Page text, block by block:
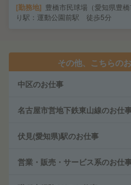
勤務地
豊橋市民球場（愛知県豊
り駅：運動公園前駅 徒歩5分
その他、こちらの
中区のお仕事
名古屋市営地下鉄東山線のお仕
伏見(愛知県)駅のお仕事
営業・販売・サービス系のお仕